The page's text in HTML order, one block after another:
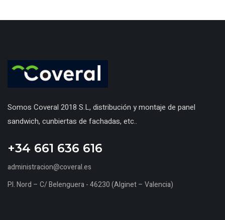
Somos Coveral 2018 S.L, distribución y montaje de panel
sandwich, cunbiertas de fachadas, etc..
+34 661 636 616
administracion@coveral.es
P.I. Nord – C/ Belenguera - 46230 (Alginet – Valencia)